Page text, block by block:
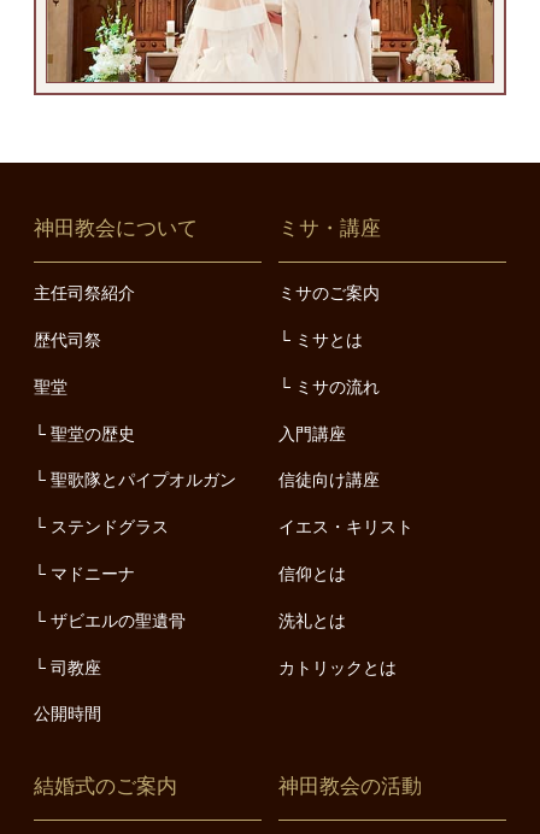
神田教会について
主任司祭紹介
歴代司祭
聖堂
聖堂の歴史
聖歌隊とパイプオルガン
ステンドグラス
マドニーナ
ザビエルの聖遺骨
司教座
公開時間
ミサ・講座
ミサのご案内
ミサとは
ミサの流れ
入門講座
信徒向け講座
イエス・キリスト
信仰とは
洗礼とは
カトリックとは
結婚式のご案内 神田教会の活動